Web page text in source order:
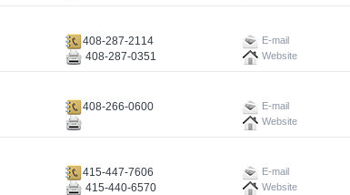
408-287-2114 E-mail
408-287-0351 Website
408-266-0600
E-mail
Website
415-447-7606 E-mail
415-440-6570 Website